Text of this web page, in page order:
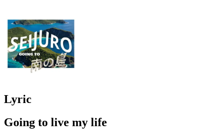
Lyric
Going to live my life